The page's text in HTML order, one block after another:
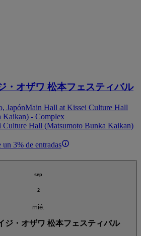
・オザワ 松本フェスティバル
JapónMain Hall at Kissei Culture Hall
Kaikan) - Complex
Culture Hall (Matsumoto Bunka Kaikan)
un 3% de entradas
sep
2
mié.
ジ・オザワ 松本フェスティバル